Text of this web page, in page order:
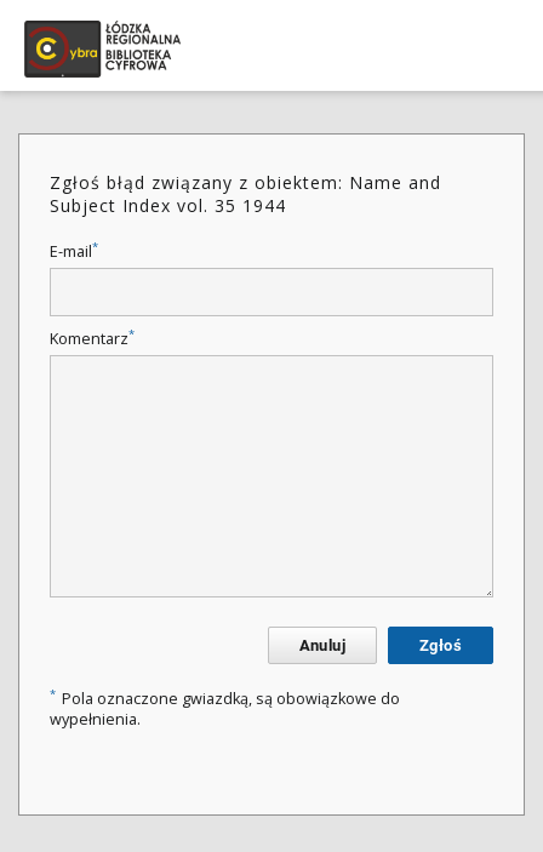
Zgłoś błąd związany z obiektem: Name and
Subject Index vol. 35 1944
E-mail*
Komentarz*
Anuluj Zgłoś
* Pola oznaczone gwiazdką, są obowiązkowe do
wypełnienia.